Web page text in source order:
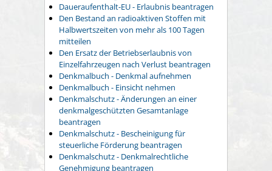
Daueraufenthalt-EU - Erlaubnis beantragen
Den Bestand an radioaktiven Stoffen mit
Halbwertszeiten von mehr als 100 Tagen
mitteilen
Den Ersatz der Betriebserlaubnis von
Einzelfahrzeugen nach Verlust beantragen
Denkmalbuch - Denkmal aufnehmen
Denkmalbuch - Einsicht nehmen
Denkmalschutz - Änderungen an einer
denkmalgeschützten Gesamtanlage
beantragen
Denkmalschutz - Bescheinigung für
steuerliche Förderung beantragen
Denkmalschutz - Denkmalrechtliche
Genehmigung beantragen